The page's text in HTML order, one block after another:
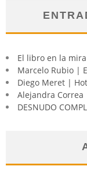
El libro en la
Marcelo Rubio |
Diego Meret |
Alejandra Correa
DESNUDO